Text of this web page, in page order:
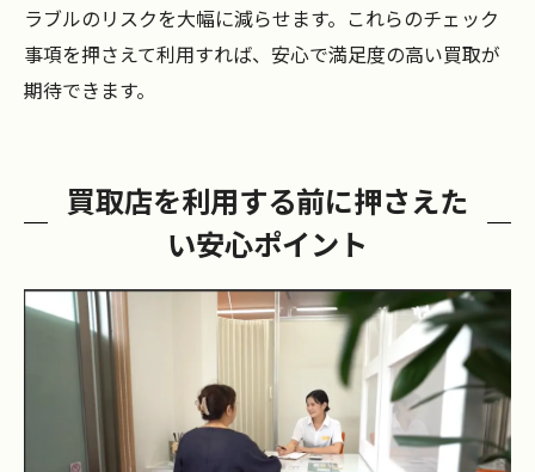
ラブルのリスクを大幅に減らせます。これらのチェック
事項を押さえて利用すれば、安心で満足度の高い買取が
期待できます。
買取店を利用する前に押さえた
い安心ポイント